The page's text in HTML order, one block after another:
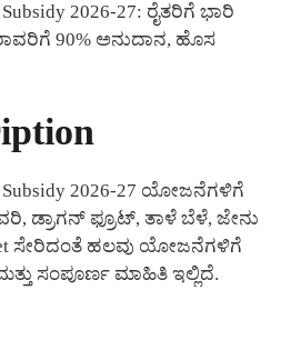
2026-27: ರೈತರಿಗೆ ಭಾರಿ
90% ಅನುದಾನ, ಹೊಸ
Subsidy 2026-27 ಯೋಜನೆಗಳಿಗೆ
ಡ್ರಾಗನ್ ಫ್ರೂಟ್, ತಾಳೆ ಬೆಳೆ, ಜೇನು
ಸೇರಿದಂತೆ ಹಲವು ಯೋಜನೆಗಳಿಗೆ
ಸಂಪೂರ್ಣ ಮಾಹಿತಿ ಇಲ್ಲಿದೆ.